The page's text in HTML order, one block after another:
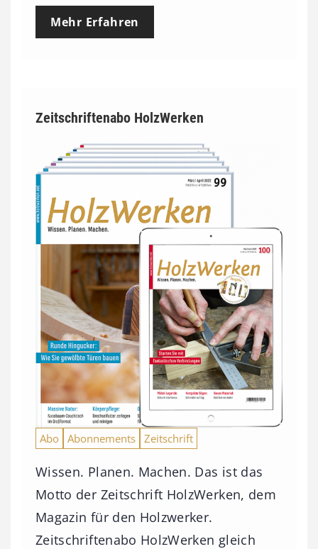
Mehr Erfahren
Zeitschriftenabo HolzWerken
Abo Abonnements Zeitschrift
Wissen. Planen. Machen. Das ist das
Motto der Zeitschrift HolzWerken, dem
Magazin für den Holzwerker.
Zeitschriftenabo HolzWerken gleich